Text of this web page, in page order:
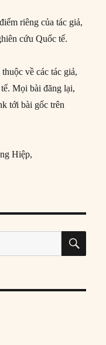
riêng của tác giả,
cứu Quốc tế.
về các tác giả,
Mọi bài đăng lại,
tới bài gốc trên
Hiệp,